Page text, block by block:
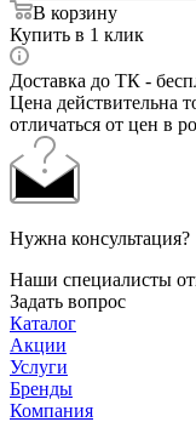
В корзину
Купить в 1 клик
Доставка до ТК -
Цена действительна
отличаться от цен в
Нужна консультация?
Наши специалисты
Задать вопрос
Каталог
Акции
Услуги
Бренды
Компания